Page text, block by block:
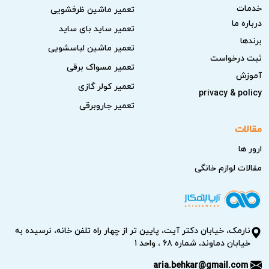
خدمات
درباره ما
برندها
ثبت درخواست
آموزش
privacy & policy
تعمیر ماشین ظرفشویی
تعمیر ساید بای ساید
تعمیر ماشین لباسشویی
تعمیر مسواک برقی
تعمیر کولر گازی
تعمیر جاروبرقی
مقالات
ارور ها
مقالات لوازم خانگی
نارمک، خیابان دکتر آیت، پایین تر از چهار راه تلفن خانه، نرسیده به
خیابان دماوند، شماره ۶۸ ، واحد ۱
aria.behkar@gmail.com